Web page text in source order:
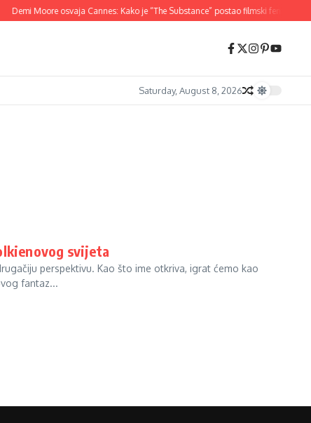
Demi Moore osvaja Cannes: Kako je “The Substance” postao filmski fenomen
Saturday, August 8, 2026
svijeta
perspektivu. Kao što ime otkriva, igrat ćemo kao
fantaz...